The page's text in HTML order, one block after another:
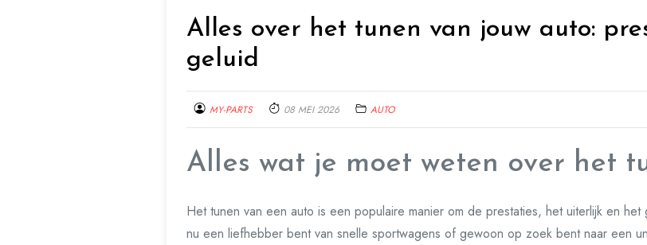
Alles over het tunen van jouw auto:
geluid
MY-PARTS 08 MEI 2026 AUTO
Alles wat je moet weten over het
Het tunen van een auto is een populaire manier om de prestaties, het uiterlijk en
nu een liefhebber bent van snelle sportwagens of gewoon op zoek bent naar een